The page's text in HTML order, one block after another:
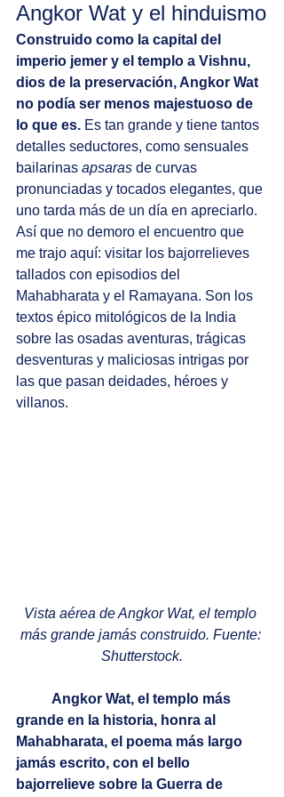
Angkor Wat y el hinduismo
Construido como la capital del
imperio jemer y el templo a Vishnu,
dios de la preservación, Angkor Wat
no podía ser menos majestuoso de
lo que es. Es tan grande y tiene tantos
detalles seductores, como sensuales
bailarinas apsaras de curvas
pronunciadas y tocados elegantes, que
uno tarda más de un día en apreciarlo.
Así que no demoro el encuentro que
me trajo aquí: visitar los bajorrelieves
tallados con episodios del
Mahabharata y el Ramayana. Son los
textos épico mitológicos de la India
sobre las osadas aventuras, trágicas
desventuras y maliciosas intrigas por
las que pasan deidades, héroes y
villanos.
Vista aérea de Angkor Wat, el templo
más grande jamás construido. Fuente:
Shutterstock.
Angkor Wat, el templo más
grande en la historia, honra al
Mahabharata, el poema más largo
jamás escrito, con el bello
bajorrelieve sobre la Guerra de